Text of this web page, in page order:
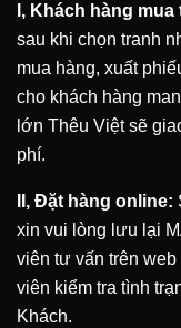
I, Khách hàng
sau khi chọn tranh
mua hàng, xuất
cho khách hàng
lớn Thêu Việtsẽ
phí.
II, Đặt hàng online:
xin vui lòng lưu lại
viên tư vấn trên
viên kiểm tra tình
Khách.